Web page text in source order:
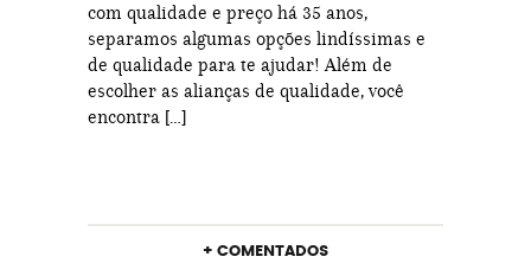
com qualidade e preço há 35 anos,
separamos algumas opções lindíssimas e
de qualidade para te ajudar! Além de
escolher as alianças de qualidade, você
encontra […]
+ COMENTADOS